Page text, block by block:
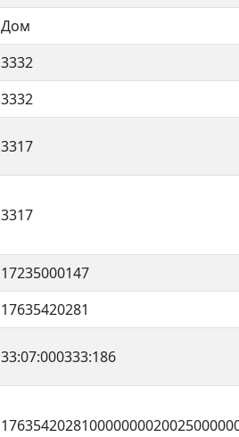
Дом
3332
3332
3317
3317
17235000147
17635420281
33:07:000333:186